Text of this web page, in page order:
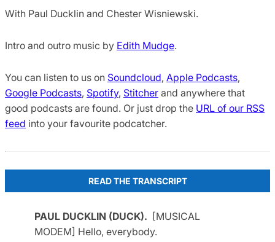
With Paul Ducklin and Chester Wisniewski.
Intro and outro music by Edith Mudge.
You can listen to us on Soundcloud, Apple Podcasts,
Google Podcasts, Spotify, Stitcher and anywhere that
good podcasts are found. Or just drop the URL of our RSS
feed into your favourite podcatcher.
READ THE TRANSCRIPT
PAUL DUCKLIN (DUCK). [MUSICAL
MODEM] Hello, everybody.